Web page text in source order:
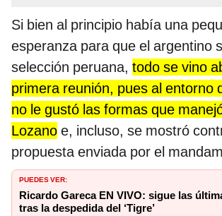
Si bien al principio había una
esperanza para que el argentino
selección peruana, todo se vino
primera reunión, pues al entorno
no le gustó las formas que
Lozano e, incluso, se mostró
propuesta enviada por el
PUEDES VER:
Ricardo Gareca EN VIVO: sigue las
tras la despedida del ‘Tigre’